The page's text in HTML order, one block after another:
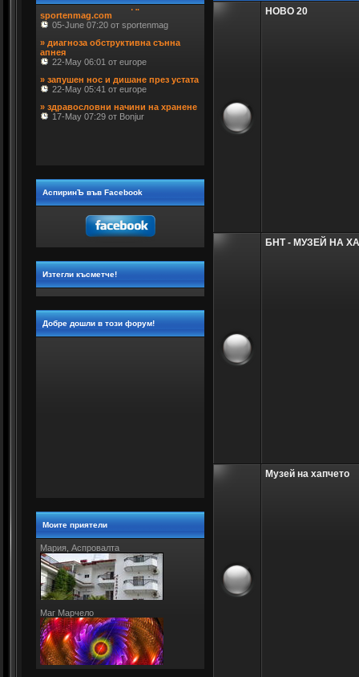
05-June 07:20 от sportenmag
» диагноза обструктивна сънна
22-May 06:01 от europe
» запушен нос и дишане през устата
» здравословни начини на хранене
АспиринЪ във Facebook
Изтегли късметче!
Добре дошли в този форум!
Моите приятели
Мария, Аспровалта
Маг Марчело
НОВО 20
БНТ - МУЗЕЙ НА
Музей на хапчето